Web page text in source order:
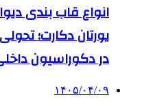
انواع قاب بندی
یورتان دکارت؛
در دکوراسیون
۱۴۰۵/۰۴/۰۹